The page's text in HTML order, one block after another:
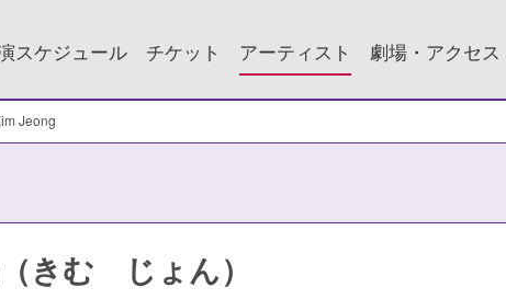
スケジュール チケット アーティスト 劇場・アクセス
Jeong
きむ じょん）